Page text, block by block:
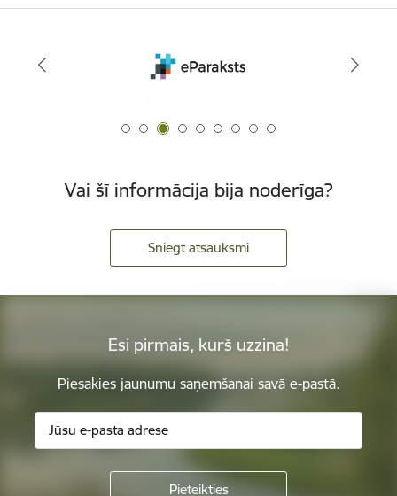
Vai šī informācija bija noderīga?
Sniegt atsauksmi
Esi pirmais, kurš uzzina!
Piesakies jaunumu saņemšanai savā e-pastā.